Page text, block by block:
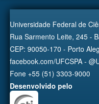
Universidade Federal de
Rua Sarmento Leite, 245 -
CEP: 90050-170 - Porto
facebook.com/UFCSPA -
Fone +55 (51) 3303-9000
Desenvolvido pelo